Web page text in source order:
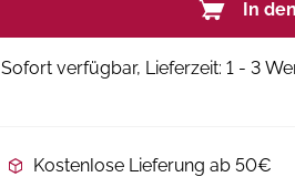
In
Sofort verfügbar, Lieferzeit: 1 - 3
Kostenlose Lieferung ab 50€